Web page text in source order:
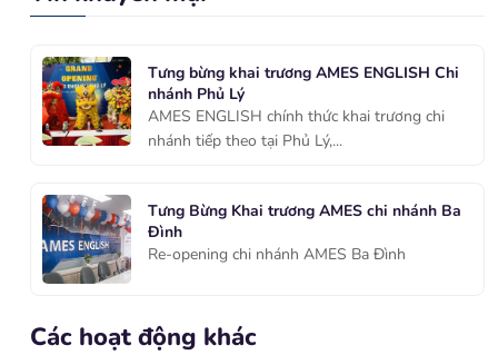
Tưng bừng khai trương AMES ENGLISH Chi
nhánh Phủ Lý
AMES ENGLISH chính thức khai trương chi
nhánh tiếp theo tại Phủ Lý,...
Tưng Bừng Khai trương AMES chi nhánh Ba
Đình
Re-opening chi nhánh AMES Ba Đình
Các hoạt động khác